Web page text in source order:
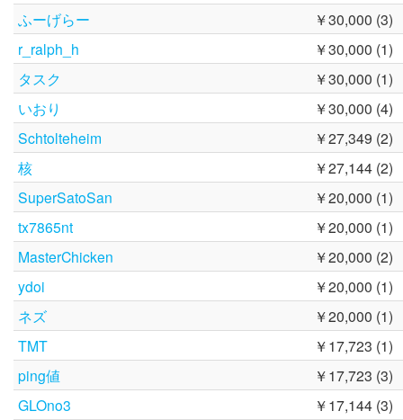
ふーげらー
￥30,000 (3)
r_ralph_h
￥30,000 (1)
タスク
￥30,000 (1)
いおり
￥30,000 (4)
Schtolteheim
￥27,349 (2)
核
￥27,144 (2)
SuperSatoSan
￥20,000 (1)
tx7865nt
￥20,000 (1)
MasterChicken
￥20,000 (2)
ydoi
￥20,000 (1)
ネズ
￥20,000 (1)
TMT
￥17,723 (1)
ping値
￥17,723 (3)
GLOno3
￥17,144 (3)